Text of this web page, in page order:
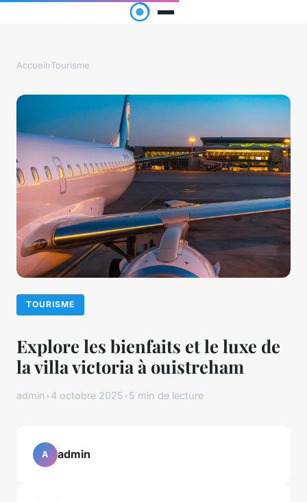
Accueil›Tourisme
TOURISME
Explore les bienfaits et le luxe de
la villa victoria à ouistreham
admin•4 octobre 2025•5 min de lecture
A admin